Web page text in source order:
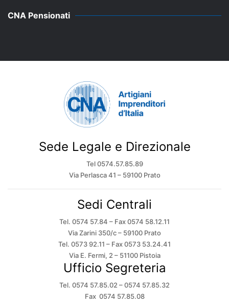
CNA Pensionati
Sede Legale e Direzionale
Tel 0574.57.85.89
Via Perlasca 41 – 59100 Prato
Sedi Centrali
Tel. 0574 57.84 – Fax 0574 58.12.11
Via Zarini 350/c – 59100 Prato
Tel. 0573 92.11 – Fax 0573 53.24.41
Via E. Fermi, 2 – 51100 Pistoia
Ufficio Segreteria
Tel. 0574 57.85.02 – 0574 57.85.32
Fax 0574 57.85.08